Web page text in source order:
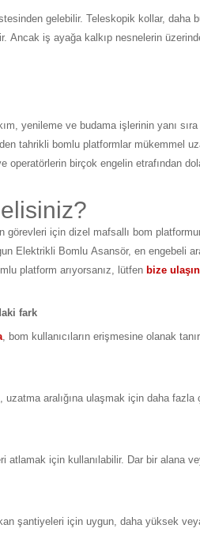
gelebilir. Teleskopik kollar, daha
Ancak iş ayağa kalkıp nesnelerin
yenileme ve budama işlerinin yanı
tahrikli bomlu platformlar mükemmel
operatörlerin birçok engelin etrafından
için dizel mafsallı bom
Elektrikli Bomlu Asansör, en engebeli
platform arıyorsanız, lütfen bize ulaşın
fark
, bom kullanıcıların erişmesine olanak
aralığına ulaşmak için daha fazla
için kullanılabilir. Dar bir alana
şantiyeleri için uygun, daha yüksek